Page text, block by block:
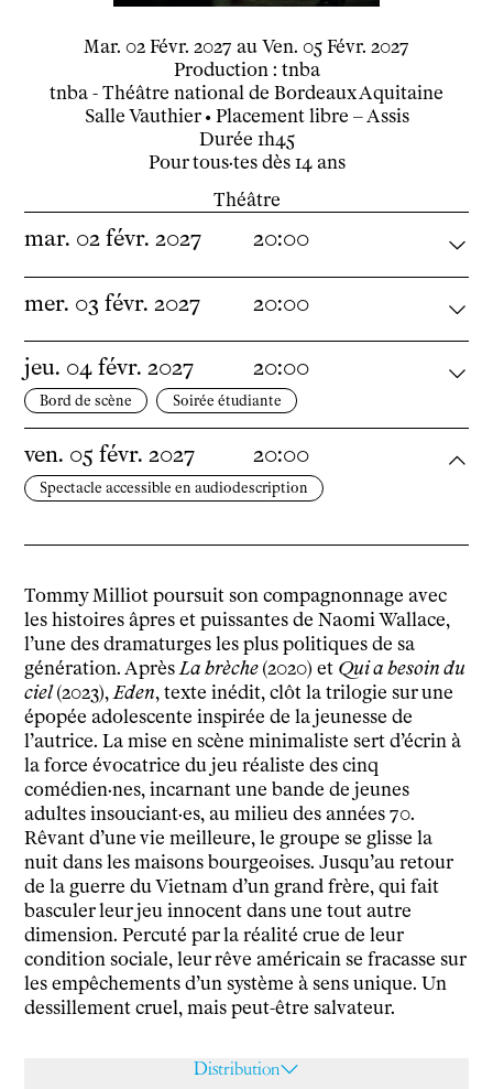
du
mardi
Mar. 02 février
Févr. 2027 au au
vendredi
Ven. 05 février
Févr. 2027
Production : tnba
tnba - Théâtre national de Bordeaux Aquitaine
Salle Vauthier• Placement libre – Assis
Durée 1h45
Pour tous·tes dès 14 ans
Théâtre
mar. 02 févr. 2027 20:00
mer. 03 févr. 2027 20:00
jeu. 04 févr. 2027 20:00
Bord de scène Soirée étudiante
ven. 05 févr. 2027 20:00
Spectacle accessible en audiodescription
Tommy Milliot poursuit son compagnonnage avec
les histoires âpres et puissantes de Naomi Wallace,
l’une des dramaturges les plus politiques de sa
génération. AprèsLa brèche (2020) et Qui a besoin du
ciel(2023),Eden, texte inédit, clôt la trilogie sur une
épopée adolescente inspirée de la jeunesse de
l’autrice. La mise en scène minimaliste sert d’écrin à
la force évocatrice du jeu réaliste des cinq
comédien·nes, incarnant une bande de jeunes
adultes insouciant·es, au milieu des années 70.
Rêvant d’une vie meilleure, le groupe se glisse la
nuit dans les maisons bourgeoises. Jusqu’au retour
de la guerre du Vietnam d’un grand frère, qui fait
basculer leur jeu innocent dans une tout autre
dimension. Percuté par la réalité crue de leur
condition sociale, leur rêve américain se fracasse sur
les empêchements d’un système à sens unique. Un
dessillement cruel, mais peut-être salvateur.
Distribution
Les Promotions
Classe Égalité
Stages de théâtre gratuits
Insertion professionnelle
Soutenir l'école
Infos pratiques
Horaires et contacts
Tarifs, cartes et pass
Arriver au tnba
FAQ
Ressources
Programmes de salle
Vidéos
Technique
Ressources pédagogiques
Espace production
Actualités
Newsletter